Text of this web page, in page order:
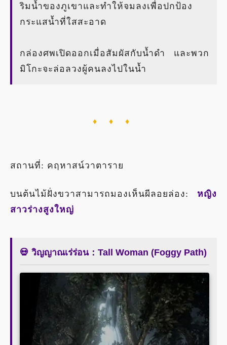
ริมน้ำของภูเขาและทำให้จมลงเพื่อปกป้อง
กระแสน้ำที่ใสสะอาด
กล่องศพเปิดออกเมื่อสัมผัสกับน้ำดำ และพวก
มิโกะจะล่อลวงผู้คนลงไปในน้ำ
♦ ♦ ♦
สถานที่: คฤหาสน์วาตาราย
บนต้นไม้ฝั่งขวาสามารถมองเห็นผีลอยล่อง: หญิง
สาวร่างสูงใหญ่
💀 วิญญาณเร่ร่อน：Tall Woman (Foggy Path)